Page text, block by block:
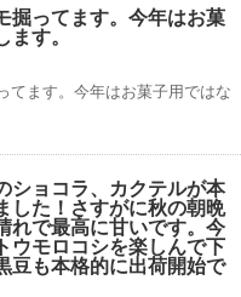
掘ってます。今年はお菓
ます。
てます。今年はお菓子用ではな
ショコラ、カクテルが本
した！さすがに秋の朝晩
れで最高に甘いです。今
ウモロコシを楽しんで下
豆も本格的に出荷開始で